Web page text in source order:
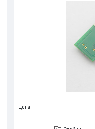
Цена